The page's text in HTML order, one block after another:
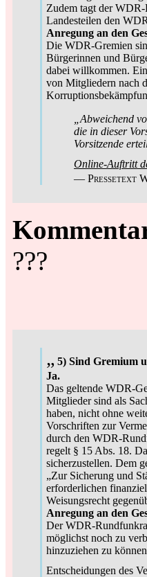
Zudem tagt der
Landesteilen den
Anregung an den
Die WDR-Gremien
Bürgerinnen und
dabei willkommen.
von Mitgliedern nach
„Abweichend
die in dieser
Vorsitzende
Online-Auftritt
— Pressetext
???
„ 5) Sind Gremium
Ja.
Das geltende WDR-
Mitglieder sind als
haben, nicht ohne
Vorschriften zur
durch den WDR-
regelt § 15 Abs. 18.
sicherzustellen. Dem
„Zur Sicherung und
erforderlichen
Weisungsrecht
Anregung an den
Der WDR-
möglichst noch zu
hinzuziehen zu
Entscheidungen des